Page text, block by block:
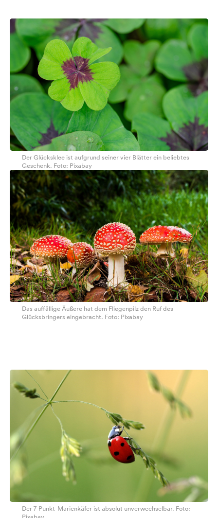
Der Glücksklee ist aufgrund seiner vier Blätter ein beliebtes
Geschenk. Foto: Pixabay
Das auffällige Äußere hat dem Fliegenpilz den Ruf des
Glücksbringers eingebracht. Foto: Pixabay
Der 7-Punkt-Marienkäfer ist absolut unverwechselbar. Foto: